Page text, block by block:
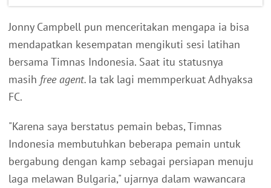
Jonny Campbell pun menceritakan mengapa ia bisa
mendapatkan kesempatan mengikuti sesi latihan
bersama Timnas Indonesia. Saat itu statusnya
masih free agent. Ia tak lagi memmperkuat Adhyaksa
FC.
"Karena saya berstatus pemain bebas, Timnas
Indonesia membutuhkan beberapa pemain untuk
bergabung dengan kamp sebagai persiapan menuju
laga melawan Bulgaria," ujarnya dalam wawancara